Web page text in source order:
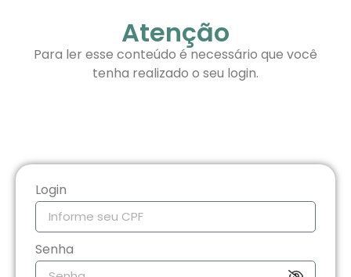
Atenção
Para ler esse conteúdo é necessário que você
tenha realizado o seu login.
Login
Senha